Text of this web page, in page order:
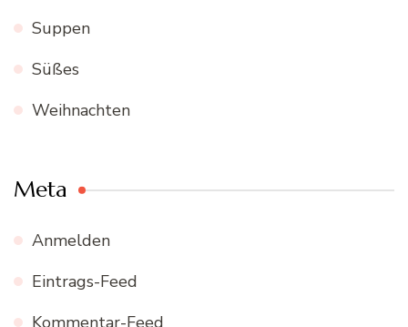
Suppen
Süßes
Weihnachten
Meta
Anmelden
Eintrags-Feed
Kommentar-Feed